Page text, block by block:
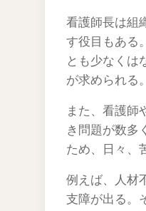
看護師長は組
す役目もある
とも少なくは
が求められる。
また、看護師
き問題が数多
ため、日々、
例えば、人材
支障が出る。